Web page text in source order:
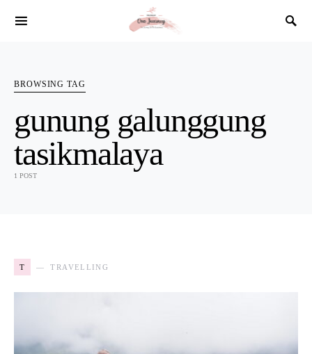
SEARCH FOR:
BROWSING TAG
gunung galunggung
tasikmalaya
1 POST
T TRAVELLING